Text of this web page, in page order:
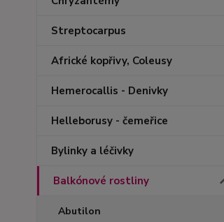
Streptocarpus
Africké kopřivy, Coleusy
Hemerocallis - Denivky
Helleborusy - čemeřice
Bylinky a léčivky
Balkónové rostliny
Abutilon